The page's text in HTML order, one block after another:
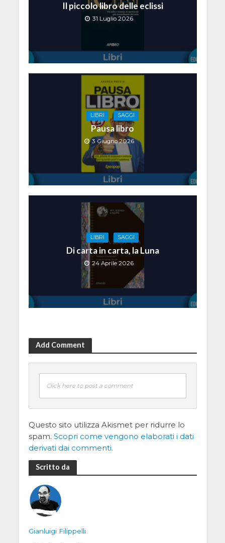
Il piccolo libro delle eclissi
31 Luglio 2026
LIBRI SAGGI
Pausa libro
3 Giugno 2026
LIBRI SAGGI
Di carta in carta, la Luna
24 Aprile 2026
Add Comment
Click here to post a comment
Questo sito utilizza Akismet per ridurre lo
spam. Scopri come vengono elaborati i dati
derivati dai commenti.
Scritto da
Gianluigi Filippelli